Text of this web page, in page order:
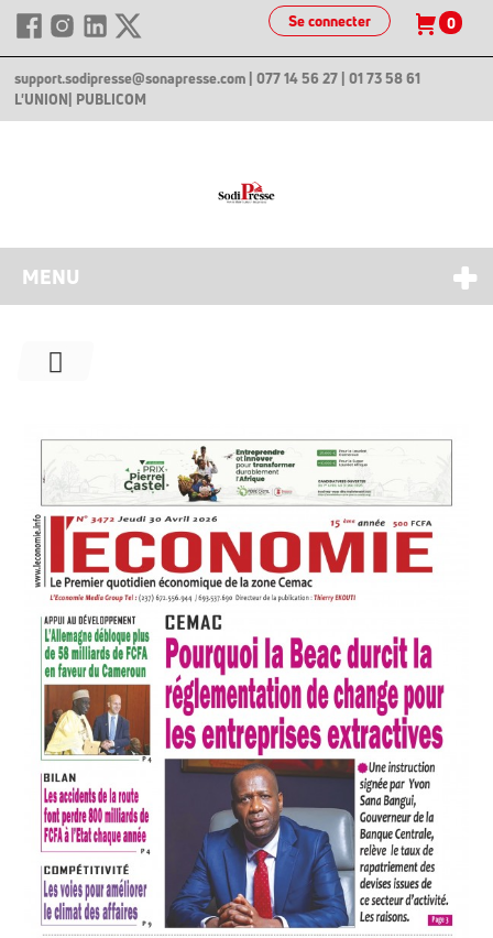
Se connecter 0
support.sodipresse@sonapresse.com | 077 14 56 27 | 01 73 58 61
L'UNION | PUBLICOM
MENU